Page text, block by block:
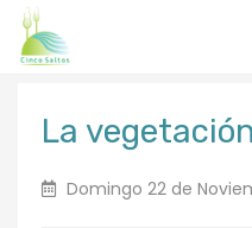
La
Domingo 22 de